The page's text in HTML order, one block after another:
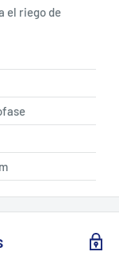
el riego de